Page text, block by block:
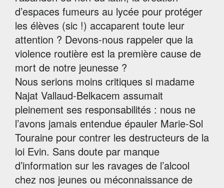
d’espaces fumeurs au lycée pour protéger
les élèves (sic !) accaparent toute leur
attention ? Devons-nous rappeler que la
violence routière est la première cause de
mort de notre jeunesse ?
Nous serions moins critiques si madame
Najat Vallaud-Belkacem assumait
pleinement ses responsabilités : nous ne
l’avons jamais entendue épauler Marie-Sol
Touraine pour contrer les destructeurs de la
loi Evin. Sans doute par manque
d’information sur les ravages de l’alcool
chez nos jeunes ou méconnaissance de